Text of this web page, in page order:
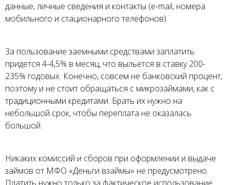
данные, личные сведения и контакты (e-mail, номера
мобильного и стационарного телефонов).
За пользование заемными средствами заплатить
придется 4-4,5% в месяц, что выльется в ставку 200-
235% годовых. Конечно, совсем не банковский процент,
поэтому и не стоит обращаться с микрозаймами, как с
традиционными кредитами. Брать их нужно на
небольшой срок, чтобы переплата не оказалась
большой.
Никаких комиссий и сборов при оформлении и выдаче
займов от МФО «Деньги взаймы» не предусмотрено.